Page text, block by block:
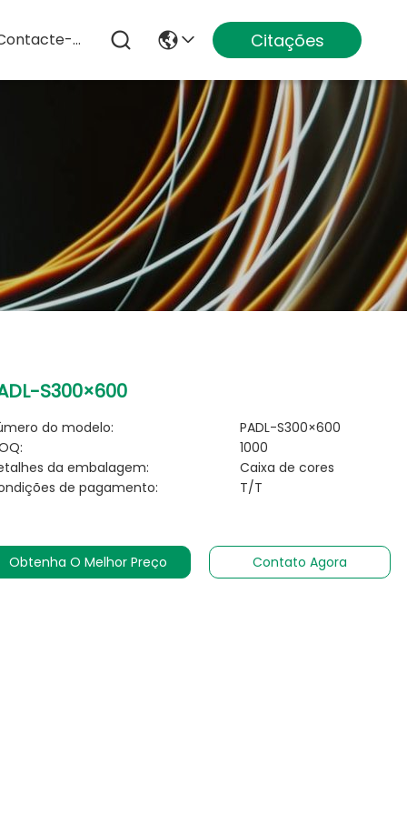
Contacte-Nos Citações
S300×600
do modelo:
PADL-S300×600
1000
da embalagem:
Caixa de cores
de pagamento:
T/T
Obtenha O Melhor Preço Contato Agora